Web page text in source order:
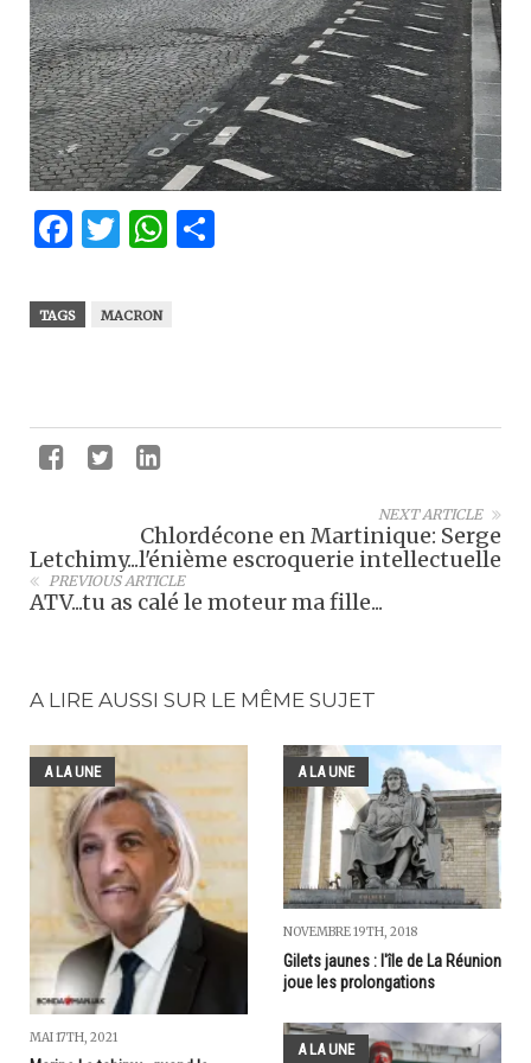
Facebook
Twitter
WhatsApp
TAGS MACRON
NEXT ARTICLE
Chlordécone en Martinique: Serge
Letchimy...l'énième escroquerie intellectuelle
PREVIOUS ARTICLE
ATV...tu as calé le moteur ma fille...
A LIRE AUSSI SUR LE MÊME SUJET
A LA UNE
MAI 17TH, 2021
A LA UNE
NOVEMBRE 19TH, 2018
Gilets jaunes : l'île de La Réunion
joue les prolongations
A LA UNE